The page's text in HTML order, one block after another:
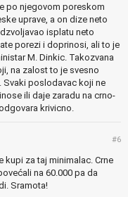
po njegovom poreskom
uprave, a on dize neto
isplatu neto
porezi i doprinosi, ali to je
M. Dinkic. Takozvana
na zalost to je svesno
Svaki poslodavac koji ne
ili daje zaradu na crno-
krivicno.
#6
kupi za taj minimalac. Crne
na 60.000 pa da
Sramota!